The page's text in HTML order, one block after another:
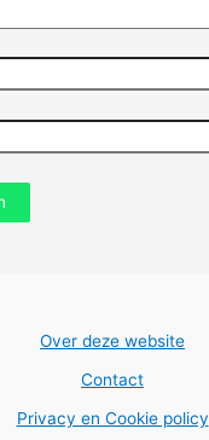
Over deze website
Contact
Privacy en Cookie policy